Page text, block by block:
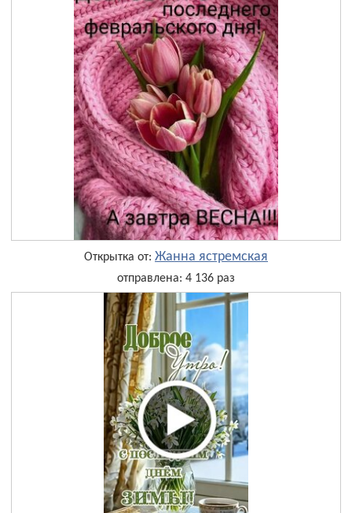
Открытка от: Жанна ястремская
отправлена: 4 136 раз